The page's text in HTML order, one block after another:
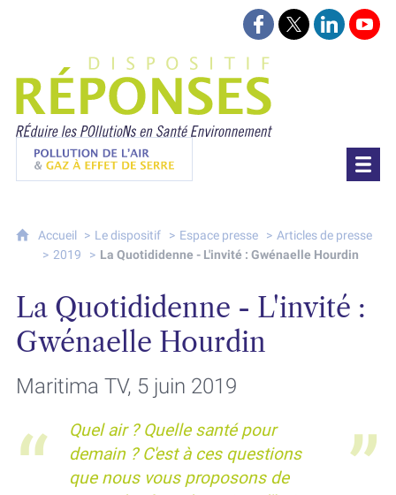
Pollution de l'air & gaz à effet de serre
Suivez-nous sur
Suivez-nous
Accueil Le dispositif Espace presse
Articles de presse
2019
La Quotididenne - L'invité : Gwénaelle Hourdin
La Quotididenne - L'invité :
Gwénaelle Hourdin
Maritima TV, 5 juin 2019
Quel air ? Quelle santé pour
demain ? C'est à ces questions
que nous vous proposons de